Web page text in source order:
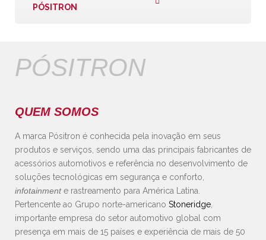
PÓSITRON
PÓSITRON
QUEM SOMOS
A marca Pósitron é conhecida pela inovação em seus
produtos e serviços, sendo uma das principais fabricantes de
acessórios automotivos e referência no desenvolvimento de
soluções tecnológicas em segurança e conforto,
infotainmente rastreamento para América Latina.
Pertencente ao Grupo norte-americano Stoneridge
importante empresa do setor automotivo global com
presença em mais de 15 países e experiência de mais de 50